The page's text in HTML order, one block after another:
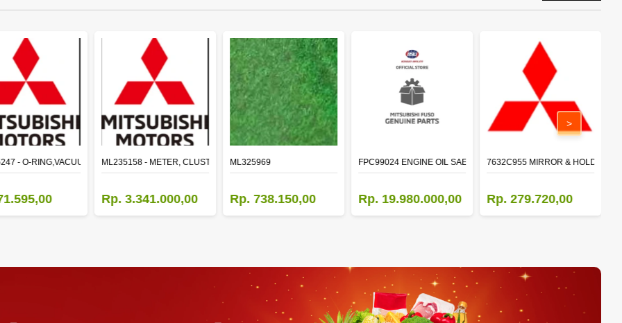
- O-RING,VACUUM PUMPML235158 - METER, CLUSTER CANTER
Rp. 3.341.000,00
ML325969
Rp. 738.150,00
FPC99024 ENGINE OIL SAE 15W-40 API CI-4 (200L)
Rp. 19.980.000,00
7632C955 MIRROR &
Rp. 279.720,00
>